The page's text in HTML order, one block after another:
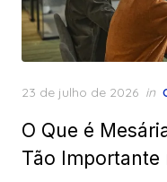
Posted
23 de julho de 2026 in
O Que é
Tão Importante